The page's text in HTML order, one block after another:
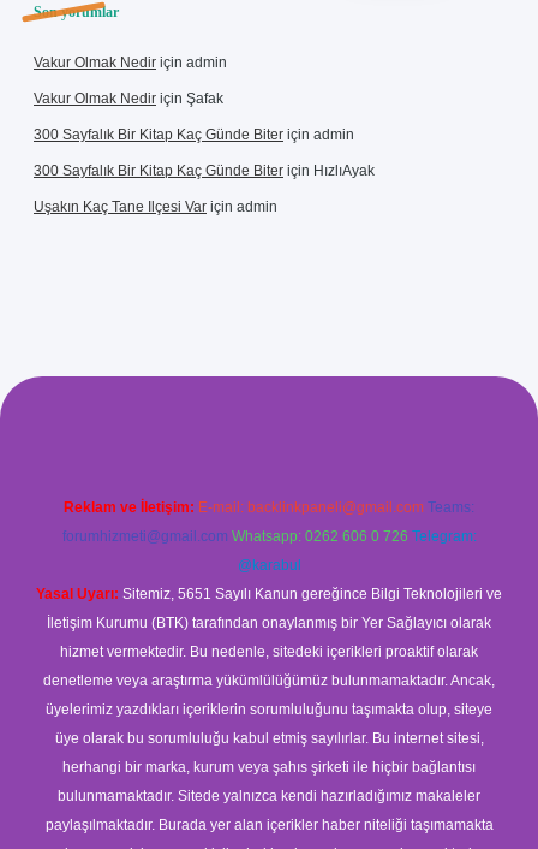
Son yorumlar
Vakur Olmak Nedir için admin
Vakur Olmak Nedir için Şafak
300 Sayfalık Bir Kitap Kaç Günde Biter için admin
300 Sayfalık Bir Kitap Kaç Günde Biter için HızlıAyak
Uşakın Kaç Tane Ilçesi Var için admin
Reklam ve İletişim: E-mail: backlinkpaneli@gmail.com Teams:
forumhizmeti@gmail.com Whatsapp: 0262 606 0 726 Telegram:
@karabul
Yasal Uyarı: Sitemiz, 5651 Sayılı Kanun gereğince Bilgi Teknolojileri ve
İletişim Kurumu (BTK) tarafından onaylanmış bir Yer Sağlayıcı olarak
hizmet vermektedir. Bu nedenle, sitedeki içerikleri proaktif olarak
denetleme veya araştırma yükümlülüğümüz bulunmamaktadır. Ancak,
üyelerimiz yazdıkları içeriklerin sorumluluğunu taşımakta olup, siteye
üye olarak bu sorumluluğu kabul etmiş sayılırlar. Bu internet sitesi,
herhangi bir marka, kurum veya şahıs şirketi ile hiçbir bağlantısı
bulunmamaktadır. Sitede yalnızca kendi hazırladığımız makaleler
paylaşılmaktadır. Burada yer alan içerikler haber niteliği taşımamakta